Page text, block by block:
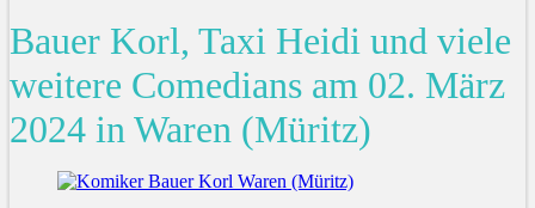
Bauer Korl, Taxi Heidi und viele
weitere Comedians am 02. März
2024 in Waren (Müritz)